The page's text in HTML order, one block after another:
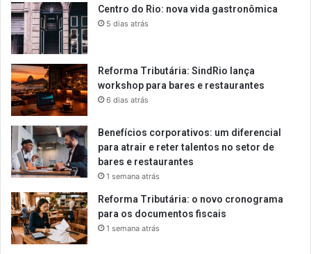
Centro do Rio: nova vida gastronômica
5 dias atrás
Reforma Tributária: SindRio lança
workshop para bares e restaurantes
6 dias atrás
Benefícios corporativos: um diferencial
para atrair e reter talentos no setor de
bares e restaurantes
1 semana atrás
Reforma Tributária: o novo cronograma
para os documentos fiscais
1 semana atrás